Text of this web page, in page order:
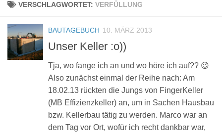
VERSCHLAGWORTET: VERFÜLLUNG
BAUTAGEBUCH 10. MÄRZ 2013
Unser Keller :o))
Tja, wo fange ich an und wo höre ich auf?? 😉
Also zunächst einmal der Reihe nach: Am
18.02.13 rückten die Jungs von FingerKeller
(MB Effizienzkeller) an, um in Sachen Hausbau
bzw. Kellerbau tätig zu werden. Marco war an
dem Tag vor Ort, wofür ich recht dankbar war,